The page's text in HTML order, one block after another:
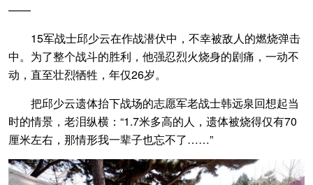
——
15军战士邱少云在作战潜伏中，不幸被敌人的燃烧弹击
中。为了整个战斗的胜利，他强忍烈火烧身的剧痛，一动不
动，直至壮烈牺牲，年仅26岁。
把邱少云遗体抬下战场的志愿军老战士韩远泉回想起当
时的情景，老泪纵横：“1.7米多高的人，遗体被烧得仅有70
厘米左右，那情形我一辈子也忘不了……”